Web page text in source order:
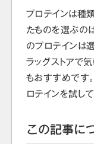
プロテインは種
たものを選ぶの
のプロテインは
ラッグストアで
もおすすめです
ロテインを試し
この記事に